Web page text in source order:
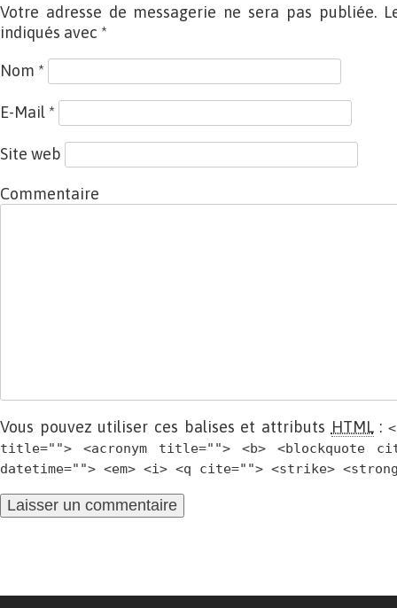
Votre adresse de messagerie ne sera pas publiée.
indiqués avec *
Nom *
E-Mail *
Site web
Commentaire
Vous pouvez utiliser ces balises et attributs HTML:
title=""> <acronym title=""> <b> <blockquote
datetime=""> <em> <i> <q cite=""> <strike>